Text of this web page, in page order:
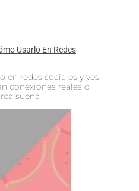
Usarlo En Redes
en redes sociales y ves
conexiones reales o
suena